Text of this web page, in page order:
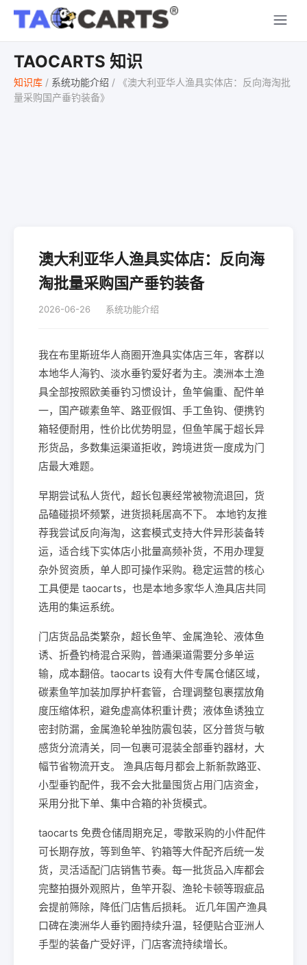
TAOCARTS 知识
知识库 / 系统功能介绍 /
《澳大利亚华人渔具实体店：反向海淘批
量采购国产垂钓装备》
澳大利亚华人渔具实体店：反向海
淘批量采购国产垂钓装备
2026-06-26 系统功能介绍
我在布里斯班华人商圈开渔具实体店三年，客群以
本地华人海钓、淡水垂钓爱好者为主。澳洲本土渔
具全部按照欧美垂钓习惯设计，鱼竿偏重、配件单
一，国产碳素鱼竿、路亚假饵、手工鱼钩、便携钓
箱轻便耐用，性价比优势明显，但鱼竿属于超长异
形货品，多数集运渠道拒收，跨境进货一度成为门
店最大难题。
早期尝试私人货代，超长包裹经常被物流退回，货
品磕碰损坏频繁，进货损耗居高不下。 本地钓友推
荐我尝试反向海淘，这套模式支持大件异形装备转
运，适合线下实体店小批量高频补货，不用办理复
杂外贸资质，单人即可操作采购。稳定运营的核心
工具便是 taocarts，也是本地多家华人渔具店共同
选用的集运系统。
门店货品品类繁杂，超长鱼竿、金属渔轮、液体鱼
诱、折叠钓椅混合采购，普通渠道需要分多单运
输，成本翻倍。taocarts 设有大件专属仓储区域，
碳素鱼竿加装加厚护杆套管，合理调整包裹摆放角
度压缩体积，避免虚高体积重计费；液体鱼诱独立
密封防漏，金属渔轮单独防震包装，区分普货与敏
感货分流清关，同一包裹可混装全部垂钓器材，大
幅节省物流开支。 渔具店每月都会上新新款路亚、
小型垂钓配件，我不会大批量囤货占用门店资金，
采用分批下单、集中合箱的补货模式。
taocarts 免费仓储周期充足，零散采购的小件配件
可长期存放，等到鱼竿、钓箱等大件配齐后统一发
货，灵活适配门店销售节奏。每一批货品入库都会
完整拍摄外观照片，鱼竿开裂、渔轮卡顿等瑕疵品
会提前筛除，降低门店售后损耗。 近几年国产渔具
口碑在澳洲华人垂钓圈持续升温，轻便贴合亚洲人
手型的装备广受好评，门店客流持续增长。